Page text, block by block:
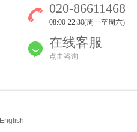
020-86611468
08:00-22:30(周一至周六)
在线客服
点击咨询
English